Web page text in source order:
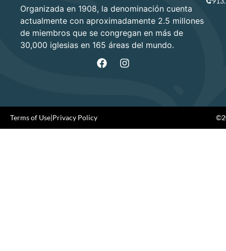
Organizada en 1908, la denominación cuenta
actualmente con aproximadamente 2.5 millones
de miembros que se congregan en más de
30,000 iglesias en 165 áreas del mundo.
Terms of Use Privacy Policy